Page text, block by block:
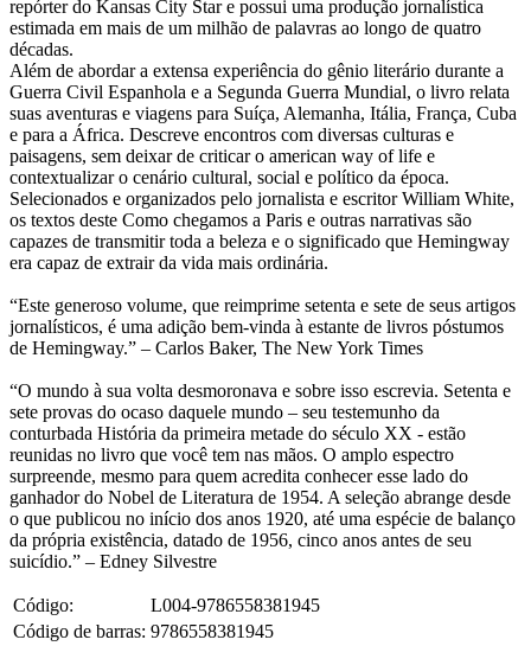
repórter do Kansas City Star e possui uma produção jornalística
estimada em mais de um milhão de palavras ao longo de quatro
décadas.
Além de abordar a extensa experiência do gênio literário durante a
Guerra Civil Espanhola e a Segunda Guerra Mundial, o livro relata
suas aventuras e viagens para Suíça, Alemanha, Itália, França, Cuba
e para a África. Descreve encontros com diversas culturas e
paisagens, sem deixar de criticar o american way of life e
contextualizar o cenário cultural, social e político da época.
Selecionados e organizados pelo jornalista e escritor William White,
os textos deste Como chegamos a Paris e outras narrativas são
capazes de transmitir toda a beleza e o significado que Hemingway
era capaz de extrair da vida mais ordinária.
“Este generoso volume, que reimprime setenta e sete de seus artigos
jornalísticos, é uma adição bem-vinda à estante de livros póstumos
de Hemingway.” – Carlos Baker, The New York Times
“O mundo à sua volta desmoronava e sobre isso escrevia. Setenta e
sete provas do ocaso daquele mundo – seu testemunho da
conturbada História da primeira metade do século XX - estão
reunidas no livro que você tem nas mãos. O amplo espectro
surpreende, mesmo para quem acredita conhecer esse lado do
ganhador do Nobel de Literatura de 1954. A seleção abrange desde
o que publicou no início dos anos 1920, até uma espécie de balanço
da própria existência, datado de 1956, cinco anos antes de seu
suicídio.” – Edney Silvestre
Código:
L004-9786558381945
Código de barras: 9786558381945